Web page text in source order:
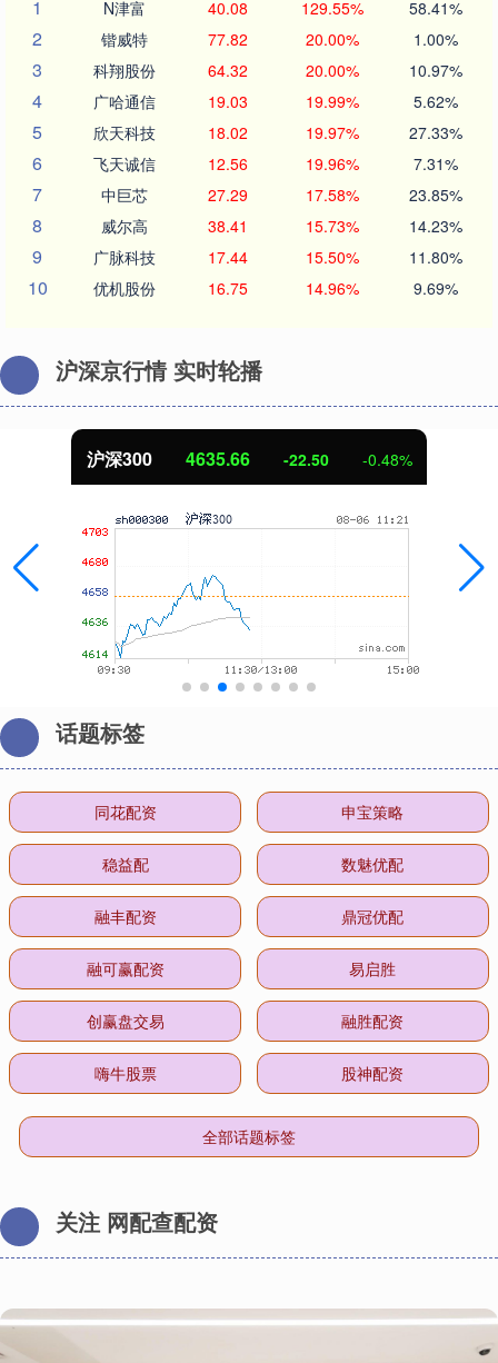
1
N津富 40.08 129.55% 58.41%
2 锴威特 77.82 20.00% 1.00%
3 科翔股份 64.32 20.00% 10.97%
4 广哈通信 19.03 19.99% 5.62%
5 欣天科技 18.02 19.97% 27.33%
6 飞天诚信 12.56 19.96% 7.31%
7 中巨芯 27.29 17.58% 23.85%
8 威尔高 38.41 15.73% 14.23%
9 广脉科技 17.44 15.50% 11.80%
10 优机股份 16.75 14.96% 9.69%
沪深京行情 实时轮播
沪深300 4635.66 -22.50 -0.48%
话题标签
同花配资 申宝策略
稳益配 数魅优配
融丰配资 鼎冠优配
融可赢配资 易启胜
创赢盘交易 融胜配资
嗨牛股票 股神配资
全部话题标签
关注 网配查配资